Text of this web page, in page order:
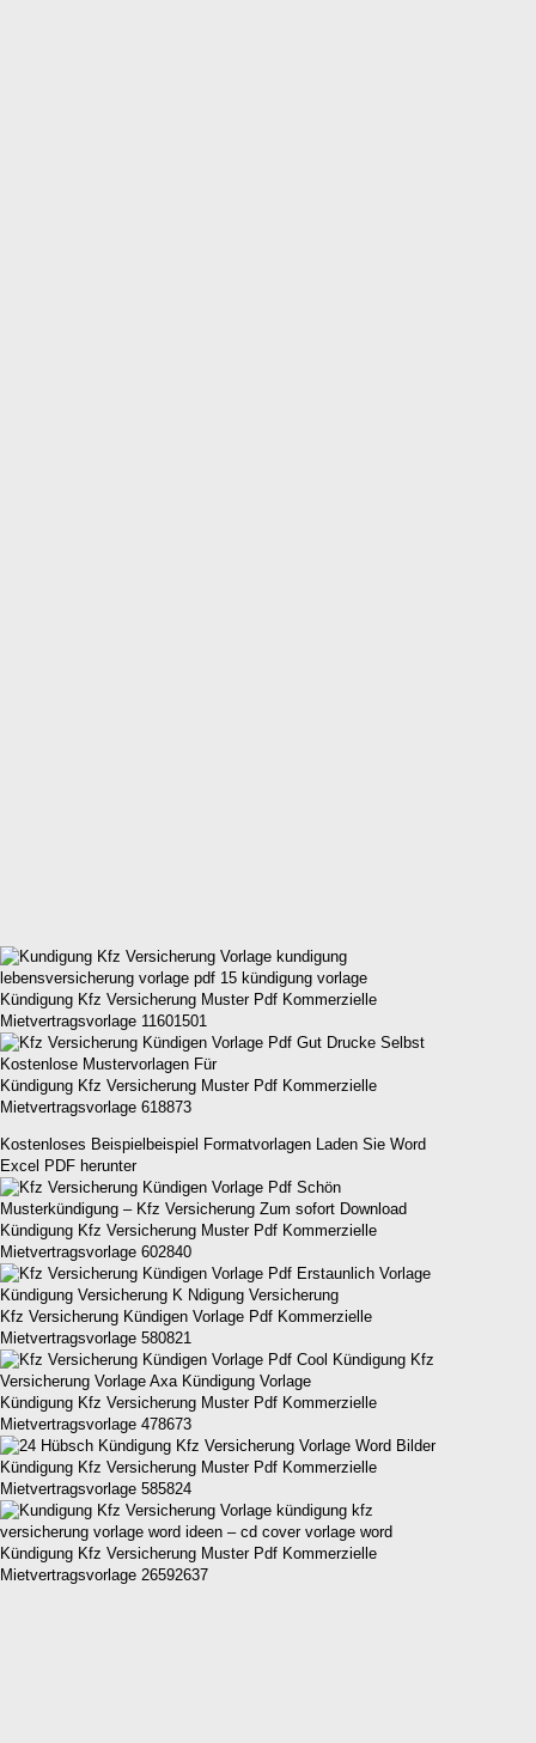
Kündigung Kfz Versicherung Muster Pdf Kommerzielle
Mietvertragsvorlage 11601501
Kündigung Kfz Versicherung Muster Pdf Kommerzielle
Mietvertragsvorlage 618873
Kostenloses Beispielbeispiel Formatvorlagen Laden Sie Word
Excel PDF herunter
Kündigung Kfz Versicherung Muster Pdf Kommerzielle
Mietvertragsvorlage 602840
Kfz Versicherung Kündigen Vorlage Pdf Kommerzielle
Mietvertragsvorlage 580821
Kündigung Kfz Versicherung Muster Pdf Kommerzielle
Mietvertragsvorlage 478673
Kündigung Kfz Versicherung Muster Pdf Kommerzielle
Mietvertragsvorlage 585824
Kündigung Kfz Versicherung Muster Pdf Kommerzielle
Mietvertragsvorlage 26592637